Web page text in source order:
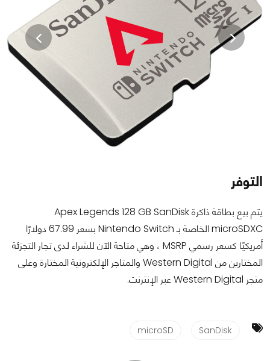
التوفر
يتم بيع بطاقة ذاكرة Apex Legends 128 GB SanDisk
microSDXC الخاصة بـ Nintendo Switch بسعر 67.99 دولارًا
أمريكيًا كسعر رسمي MSRP ، وهي متاحة الآن للشراء لدى تجار التجزئة
المختارين من Western Digital والمتاجر الإلكترونية المختارة وعلى
متجر Western Digital عبر الإنترنت.
SanDisk
microSD